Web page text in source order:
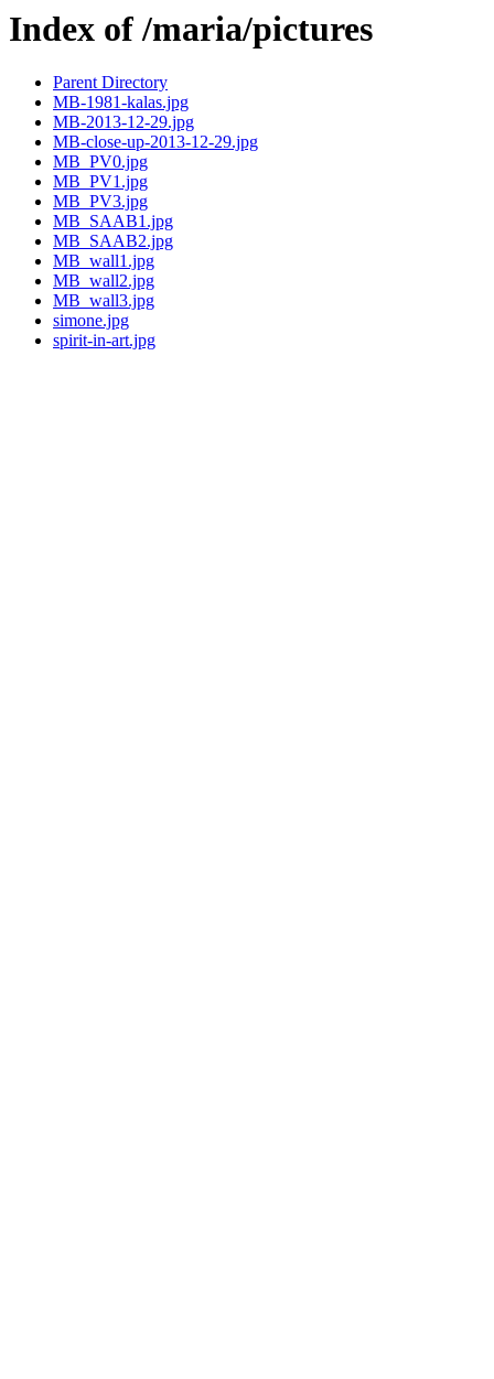
Index of /maria/pictures
Parent Directory
MB-1981-kalas.jpg
MB-2013-12-29.jpg
MB-close-up-2013-12-29.jpg
MB_PV0.jpg
MB_PV1.jpg
MB_PV3.jpg
MB_SAAB1.jpg
MB_SAAB2.jpg
MB_wall1.jpg
MB_wall2.jpg
MB_wall3.jpg
simone.jpg
spirit-in-art.jpg